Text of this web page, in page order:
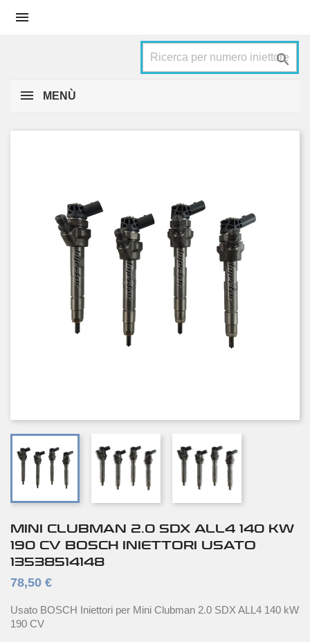


MENÙ
MINI CLUBMAN 2.0 SDX ALL4 140 KW
190 CV BOSCH INIETTORI USATO
13538514148
78,50 €
Usato BOSCH Iniettori per Mini Clubman 2.0 SDX ALL4 140 kW
190 CV